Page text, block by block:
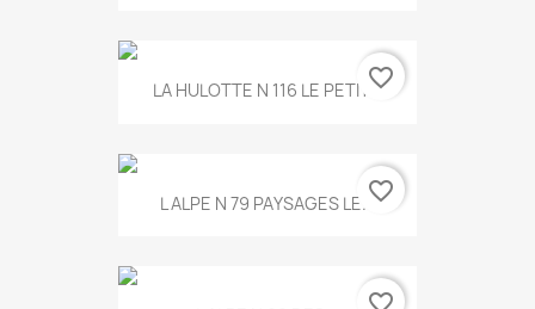
LA HULOTTE N 116 LE PETIT...favorite_border
L ALPE N 79 PAYSAGES LE...favorite_border
favorite_border